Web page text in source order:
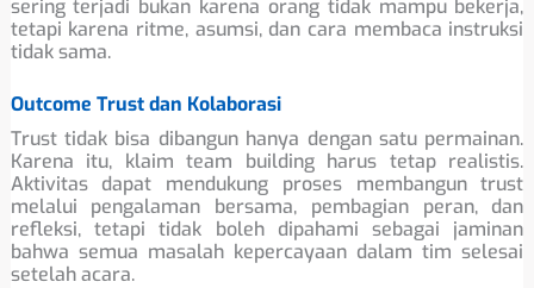
sering terjadi bukan karena orang tidak mampu bekerja,
tetapi karena ritme, asumsi, dan cara membaca instruksi
tidak sama.
Outcome Trust dan Kolaborasi
Trust tidak bisa dibangun hanya dengan satu permainan.
Karena itu, klaim team building harus tetap realistis.
Aktivitas dapat mendukung proses membangun trust
melalui pengalaman bersama, pembagian peran, dan
refleksi, tetapi tidak boleh dipahami sebagai jaminan
bahwa semua masalah kepercayaan dalam tim selesai
setelah acara.